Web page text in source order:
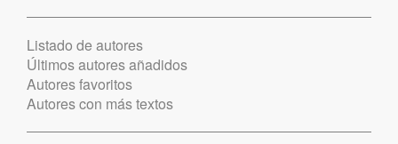
Listado de autores
Últimos autores añadidos
Autores favoritos
Autores con más textos